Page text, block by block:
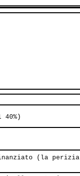
(la perizia